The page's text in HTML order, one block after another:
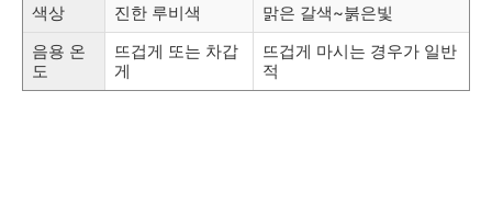
색상
진한 루비색
맑은 갈색~붉은빛
음용 온
도
뜨겁게 또는 차갑
게
뜨겁게 마시는 경우가 일반
적